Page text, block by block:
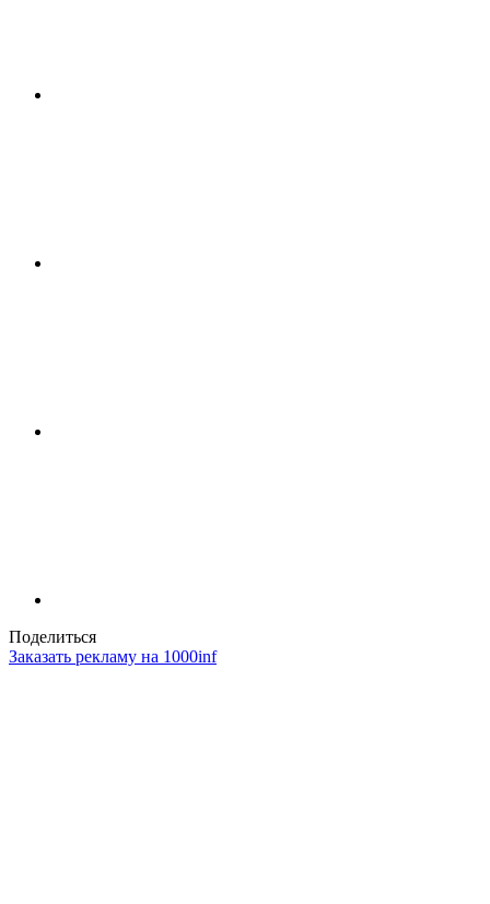
Поделиться
Заказать рекламу на 1000inf